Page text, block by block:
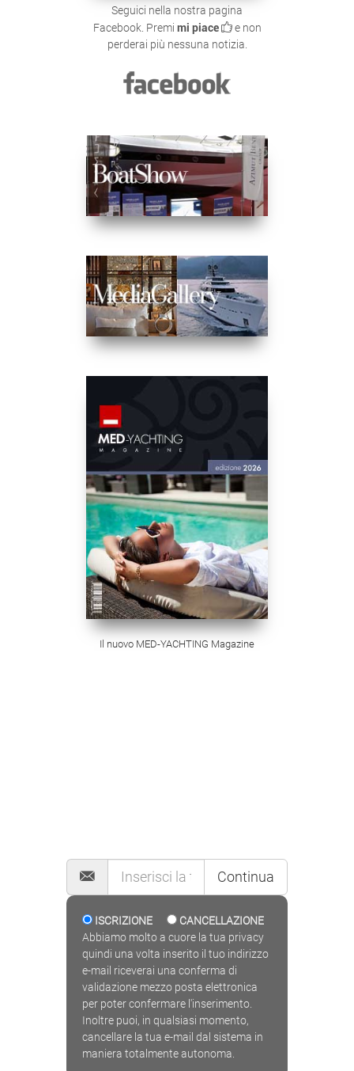
Seguici nella nostra pagina
Facebook. Premi mi piace
e non
perderai più nessuna notizia.
Il nuovo MED-YACHTING Magazine
Continua
ISCRIZIONE
CANCELLAZIONE
Abbiamo molto a cuore la tua privacy
quindi una volta inserito il tuo indirizzo
e-mail riceverai una conferma di
validazione mezzo posta elettronica
per poter confermare l'inserimento.
Inoltre puoi, in qualsiasi momento,
cancellare la tua e-mail dal sistema in
maniera totalmente autonoma.